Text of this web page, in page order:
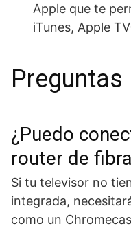
Apple que te
iTunes, Apple
Preguntas
¿Puedo
router de
Si tu televisor no
integrada,
como un